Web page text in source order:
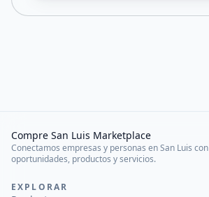
Compre San Luis Marketplace
Conectamos empresas y personas en San Luis con
oportunidades, productos y servicios.
EXPLORAR